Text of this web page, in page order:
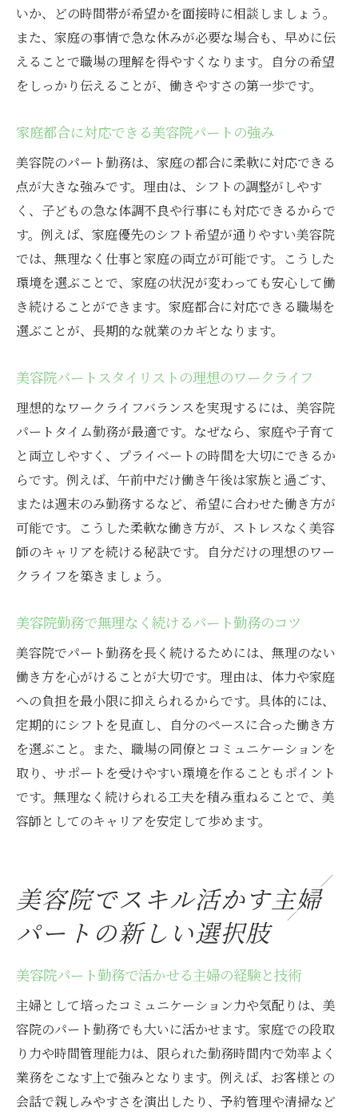
いか、どの時間帯が希望かを面接時に相談しましょう。
また、家庭の事情で急な休みが必要な場合も、早めに伝
えることで職場の理解を得やすくなります。自分の希望
をしっかり伝えることが、働きやすさの第一歩です。
家庭都合に対応できる美容院パートの強み
美容院のパート勤務は、家庭の都合に柔軟に対応できる
点が大きな強みです。理由は、シフトの調整がしやす
く、子どもの急な体調不良や行事にも対応できるからで
す。例えば、家庭優先のシフト希望が通りやすい美容院
では、無理なく仕事と家庭の両立が可能です。こうした
環境を選ぶことで、家庭の状況が変わっても安心して働
き続けることができます。家庭都合に対応できる職場を
選ぶことが、長期的な就業のカギとなります。
美容院パートスタイリストの理想のワークライフ
理想的なワークライフバランスを実現するには、美容院
パートタイム勤務が最適です。なぜなら、家庭や子育て
と両立しやすく、プライベートの時間を大切にできるか
らです。例えば、午前中だけ働き午後は家族と過ごす、
または週末のみ勤務するなど、希望に合わせた働き方が
可能です。こうした柔軟な働き方が、ストレスなく美容
師のキャリアを続ける秘訣です。自分だけの理想のワー
クライフを築きましょう。
美容院勤務で無理なく続けるパート勤務のコツ
美容院でパート勤務を長く続けるためには、無理のない
働き方を心がけることが大切です。理由は、体力や家庭
への負担を最小限に抑えられるからです。具体的には、
定期的にシフトを見直し、自分のペースに合った働き方
を選ぶこと。また、職場の同僚とコミュニケーションを
取り、サポートを受けやすい環境を作ることもポイント
です。無理なく続けられる工夫を積み重ねることで、美
容師としてのキャリアを安定して歩めます。
美容院でスキル活かす主婦
パートの新しい選択肢
美容院パート勤務で活かせる主婦の経験と技術
主婦として培ったコミュニケーション力や気配りは、美
容院のパート勤務でも大いに活かせます。家庭での段取
り力や時間管理能力は、限られた勤務時間内で効率よく
業務をこなす上で強みとなります。例えば、お客様との
会話で親しみやすさを演出したり、予約管理や清掃など